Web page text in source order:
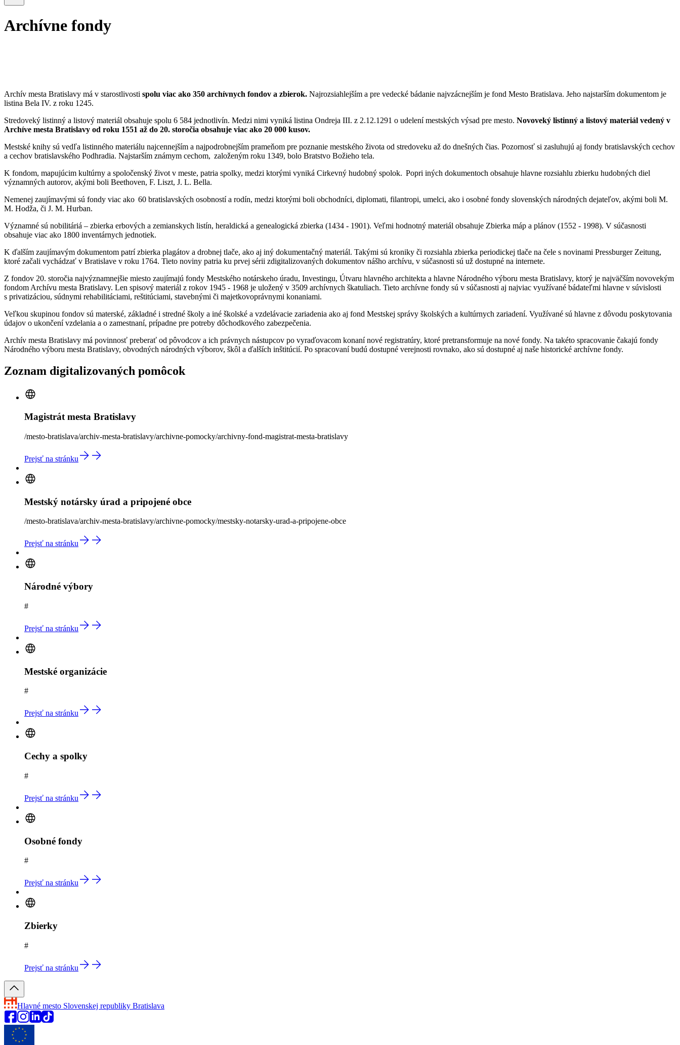
Archívne fondy
Archív mesta Bratislavy má v starostlivosti spolu viac ako 350 archívnych fondov a zbierok. Najrozsiahlejším a pre vedecké bádanie najvzácnejším je fond Mesto Bratislava. Jeho najstarším dokumentom je
listina Bela IV. z roku 1245.
Stredoveký listinný a listový materiál obsahuje spolu 6 584 jednotlivín. Medzi nimi vyniká listina Ondreja III. z 2.12.1291 o udelení mestských výsad pre mesto. Novoveký listinný a listový materiál vedený v
Archíve mesta Bratislavy od roku 1551 až do 20. storočia obsahuje viac ako 20 000 kusov.
Mestské knihy sú vedľa listinného materiálu najcennejším a najpodrobnejším prameňom pre poznanie mestského života od stredoveku až do dnešných čias. Pozornosť si zasluhujú aj fondy bratislavských cechov
a cechov bratislavského Podhradia. Najstarším známym cechom, založeným roku 1349, bolo Bratstvo Božieho tela.
K fondom, mapujúcim kultúrny a spoločenský život v meste, patria spolky, medzi ktorými vyniká Cirkevný hudobný spolok. Popri iných dokumentoch obsahuje hlavne rozsiahlu zbierku hudobných diel
významných autorov, akými boli Beethoven, F. Liszt, J. L. Bella.
Nemenej zaujímavými sú fondy viac ako 60 bratislavských osobností a rodín, medzi ktorými boli obchodníci, diplomati, filantropi, umelci, ako i osobné fondy slovenských národných dejateľov, akými boli M.
M. Hodža, či J. M. Hurban.
Významné sú nobilitáriá – zbierka erbových a zemianskych listín, heraldická a genealogická zbierka (1434 - 1901). Veľmi hodnotný materiál obsahuje Zbierka máp a plánov (1552 - 1998). V súčasnosti
obsahuje viac ako 1800 inventárnych jednotiek.
K ďalším zaujímavým dokumentom patrí zbierka plagátov a drobnej tlače, ako aj iný dokumentačný materiál. Takými sú kroniky či rozsiahla zbierka periodickej tlače na čele s novinami Pressburger Zeitung,
ktoré začali vychádzať v Bratislave v roku 1764. Tieto noviny patria ku prvej sérii zdigitalizovaných dokumentov nášho archívu, v súčasnosti sú už dostupné na internete.
Z fondov 20. storočia najvýznamnejšie miesto zaujímajú fondy Mestského notárskeho úradu, Investingu, Útvaru hlavného architekta a hlavne Národného výboru mesta Bratislavy, ktorý je najväčším novovekým
fondom Archívu mesta Bratislavy. Len spisový materiál z rokov 1945 - 1968 je uložený v 3509 archívnych škatuliach. Tieto archívne fondy sú v súčasnosti aj najviac využívané bádateľmi hlavne v súvislosti
s privatizáciou, súdnymi rehabilitáciami, reštitúciami, stavebnými či majetkovoprávnymi konaniami.
Veľkou skupinou fondov sú materské, základné i stredné školy a iné školské a vzdelávacie zariadenia ako aj fond Mestskej správy školských a kultúrnych zariadení. Využívané sú hlavne z dôvodu poskytovania
údajov o ukončení vzdelania a o zamestnaní, prípadne pre potreby dôchodkového zabezpečenia.
Archív mesta Bratislavy má povinnosť preberať od pôvodcov a ich právnych nástupcov po vyraďovacom konaní nové registratúry, ktoré pretransformuje na nové fondy. Na takéto spracovanie čakajú fondy
Národného výboru mesta Bratislavy, obvodných národných výborov, škôl a ďalších inštitúcií. Po spracovaní budú dostupné verejnosti rovnako, ako sú dostupné aj naše historické archívne fondy.
Zoznam digitalizovaných pomôcok
Magistrát mesta Bratislavy
/mesto-bratislava/archiv-mesta-bratislavy/archivne-pomocky/archivny-fond-magistrat-mesta-bratislavy
Prejsť na stránku
Mestský notársky úrad a pripojené obce
/mesto-bratislava/archiv-mesta-bratislavy/archivne-pomocky/mestsky-notarsky-urad-a-pripojene-obce
Prejsť na stránku
Národné výbory
#
Prejsť na stránku
Mestské organizácie
#
Prejsť na stránku
Cechy a spolky
#
Prejsť na stránku
Osobné fondy
#
Prejsť na stránku
Zbierky
#
Prejsť na stránku
Hlavné mesto Slovenskej republiky Bratislava